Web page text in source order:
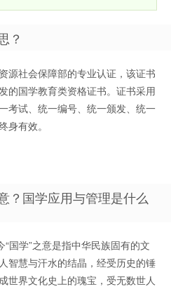
？
源社会保障部的专业认证，该证书
的国学教育类资格证书。证书采用
考试、统一编号、统一颁发、统一
有效。
？国学应用与管理是什么
国学”之意是指中华民族固有的文
智慧与汗水的结晶，经受历史的锤
世界文化史上的瑰宝，受无数世人